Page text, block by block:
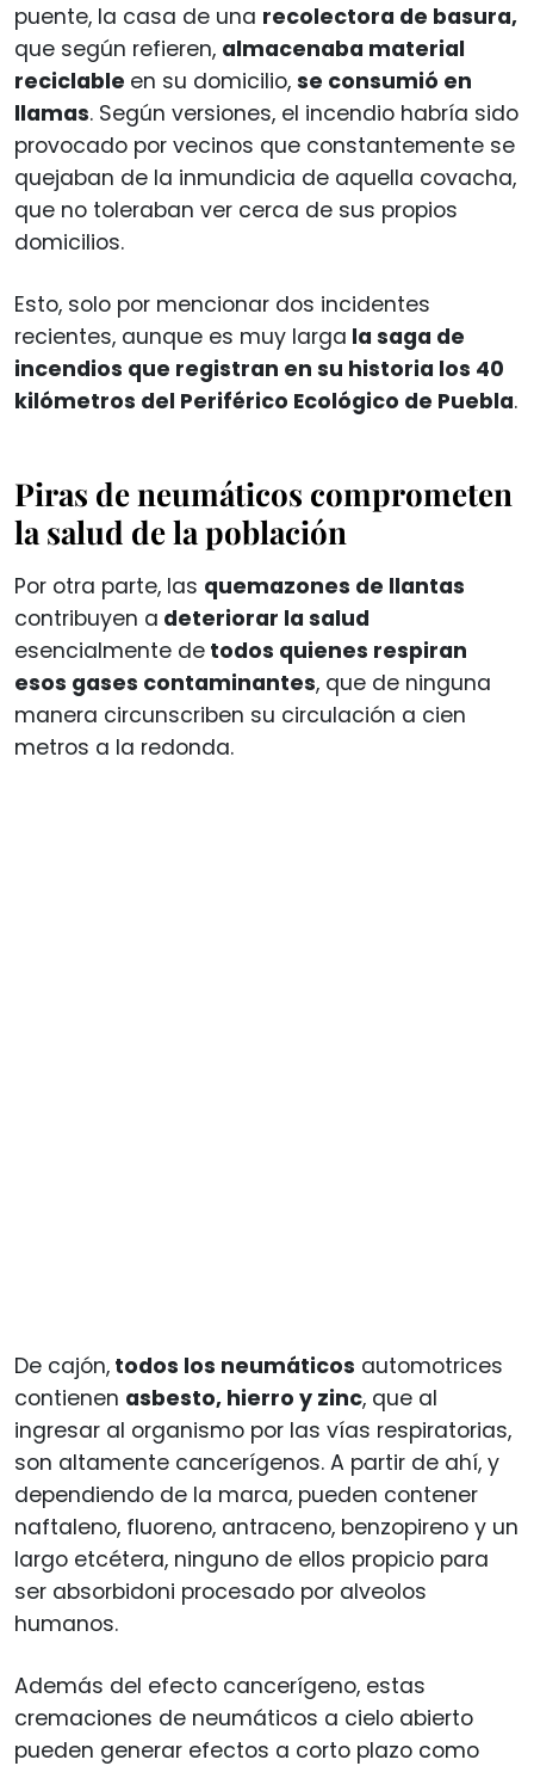
puente, la casa de una recolectora de basura,
que según refieren, almacenaba material
reciclable en su domicilio, se consumió en
llamas. Según versiones, el incendio habría sido
provocado por vecinos que constantemente se
quejaban de la inmundicia de aquella covacha,
que no toleraban ver cerca de sus propios
domicilios.
Esto, solo por mencionar dos incidentes
recientes, aunque es muy larga la saga de
incendios que registran en su historia los 40
kilómetros del Periférico Ecológico de Puebla.
Piras de neumáticos comprometen
la salud de la población
Por otra parte, las quemazones de llantas
contribuyen a deteriorar la salud
esencialmente de todos quienes respiran
esos gases contaminantes, que de ninguna
manera circunscriben su circulación a cien
metros a la redonda.
De cajón, todos los neumáticos automotrices
contienen asbesto, hierro y zinc, que al
ingresar al organismo por las vías respiratorias,
son altamente cancerígenos. A partir de ahí, y
dependiendo de la marca, pueden contener
naftaleno, fluoreno, antraceno, benzopireno y un
largo etcétera, ninguno de ellos propicio para
ser absorbidoni procesado por alveolos
humanos.
Además del efecto cancerígeno, estas
cremaciones de neumáticos a cielo abierto
pueden generar efectos a corto plazo como